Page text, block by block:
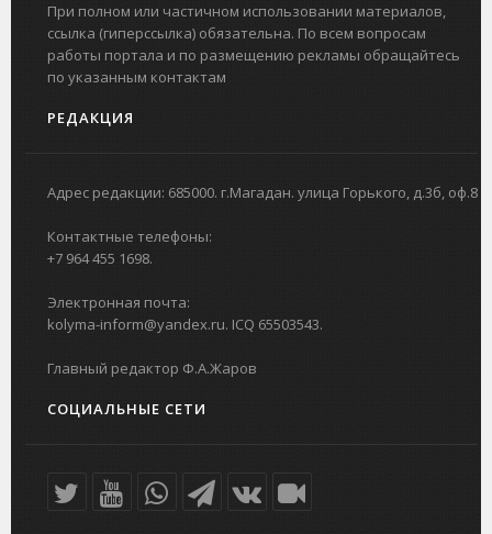
При полном или частичном использовании материалов,
ссылка (гиперссылка) обязательна. По всем вопросам
работы портала и по размещению рекламы обращайтесь
по указанным контактам
РЕДАКЦИЯ
Адрес редакции: 685000. г.Магадан. улица Горького, д.3б, оф.8
Контактные телефоны:
+7 964 455 1698.
Электронная почта:
kolyma-inform@yandex.ru. ICQ 65503543.
Главный редактор Ф.А.Жаров
СОЦИАЛЬНЫЕ СЕТИ